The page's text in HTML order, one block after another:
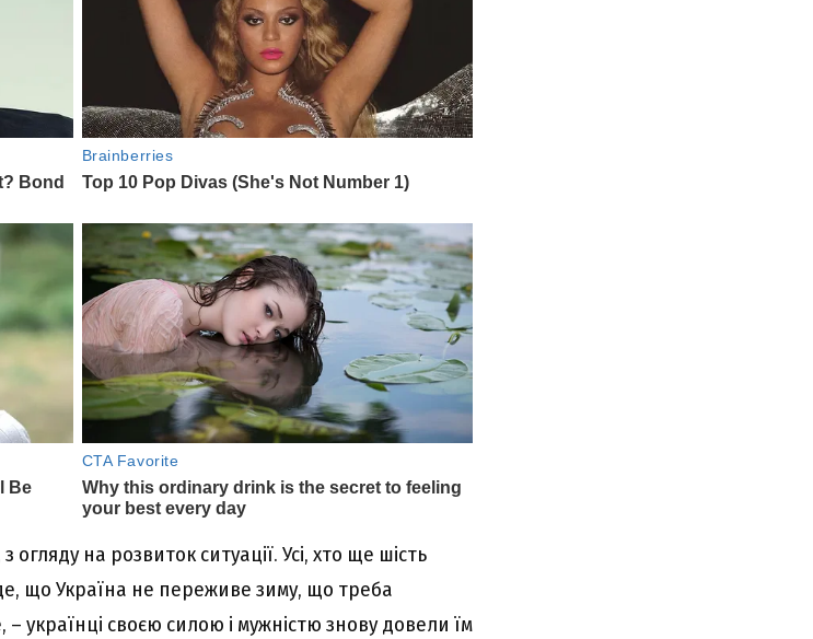
на розвиток ситуації. Усі, хто ще шість
що Україна не переживе зиму, що треба
українці своєю силою і мужністю знову довели їм